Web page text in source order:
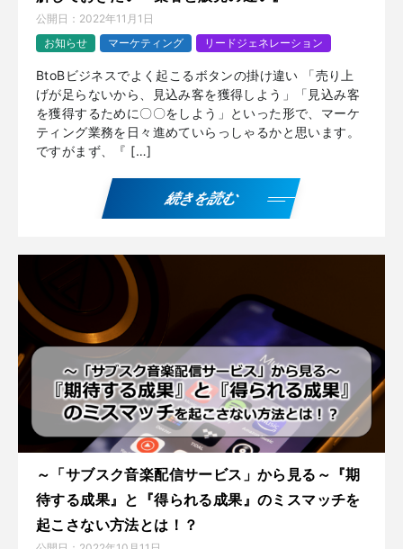
公開日： 2022年11月1日
お知らせ
マーケティング リードジェネレーション
BtoBビジネスでよく起こるボタンの掛け違い 「売り上
げが足らないから、見込み客を獲得しよう」「見込み客
を獲得するために〇〇をしよう」といった形で、マーケ
ティング業務を日々進めていらっしゃるかと思います。
ですがまず、『 […]
続きを読む
～「サブスク音楽配信サービス」から見る～『期
待する成果』と『得られる成果』のミスマッチを
起こさない方法とは！？